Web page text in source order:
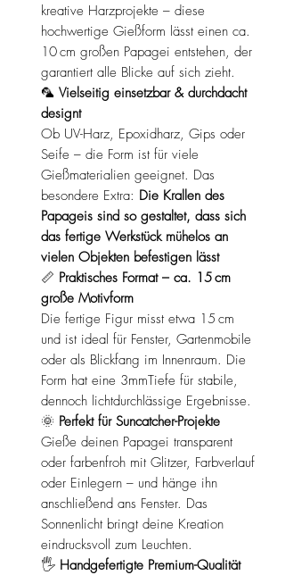
kreative Harzprojekte – diese
hochwertige Gießform lässt einen ca.
10 cm großen Papagei entstehen, der
garantiert alle Blicke auf sich zieht.
🦜 Vielseitig einsetzbar & durchdacht
designt
Ob UV-Harz, Epoxidharz, Gips oder
Seife – die Form ist für viele
Gießmaterialien geeignet. Das
besondere Extra: Die Krallen des
Papageis sind so gestaltet, dass sich
das fertige Werkstück mühelos an
vielen Objekten befestigen lässt
📏 Praktisches Format – ca. 15 cm
große Motivform
Die fertige Figur misst etwa 15 cm
und ist ideal für Fenster, Gartenmobile
oder als Blickfang im Innenraum. Die
Form hat eine 3mmTiefe für stabile,
dennoch lichtdurchlässige Ergebnisse.
🌞 Perfekt für Suncatcher-Projekte
Gieße deinen Papagei transparent
oder farbenfroh mit Glitzer, Farbverlauf
oder Einlegern – und hänge ihn
anschließend ans Fenster. Das
Sonnenlicht bringt deine Kreation
eindrucksvoll zum Leuchten.
🖐 Handgefertigte Premium-Qualität